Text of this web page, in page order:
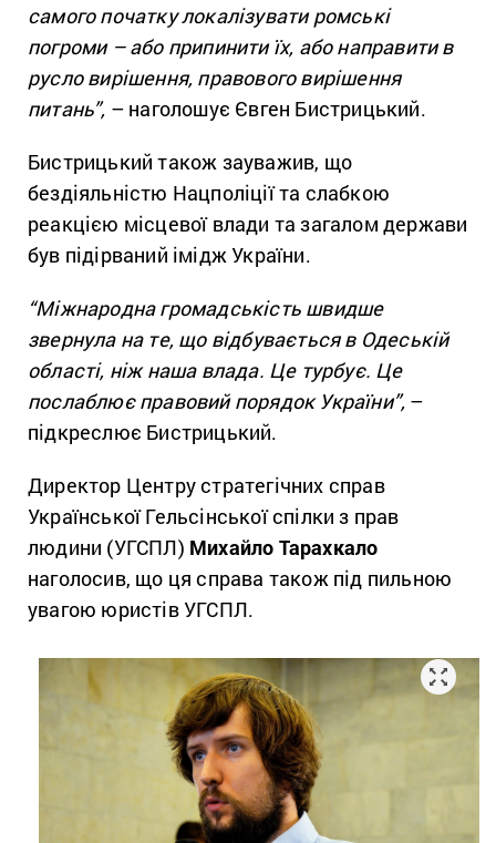
самого початку локалізувати ромські
погроми – або припинити їх, або направити в
русло вирішення, правового вирішення
питань”, – наголошує Євген Бистрицький.
Бистрицький також зауважив, що
бездіяльністю Нацполіції та слабкою
реакцією місцевої влади та загалом держави
був підірваний імідж України.
“Міжнародна громадськість швидше
звернула на те, що відбувається в Одеській
області, ніж наша влада. Це турбує. Це
послаблює правовий порядок України”, –
підкреслює Бистрицький.
Директор Центру стратегічних справ
Української Гельсінської спілки з прав
людини (УГСПЛ) Михайло Тарахкало
наголосив, що ця справа також під пильною
увагою юристів УГСПЛ.